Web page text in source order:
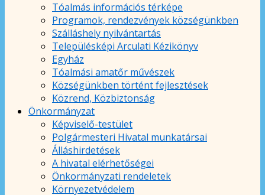
Tóalmás információs térképe
Programok, rendezvények községünkben
Szálláshely nyilvántartás
Településképi Arculati Kézikönyv
Egyház
Tóalmási amatőr művészek
Községünkben történt fejlesztések
Közrend, Közbiztonság
Önkormányzat
Képviselő-testület
Polgármesteri Hivatal munkatársai
Álláshirdetések
A hivatal elérhetőségei
Önkormányzati rendeletek
Környezetvédelem